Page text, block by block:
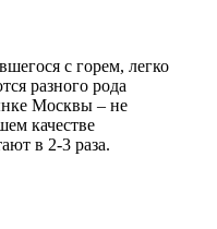
с горем, легко
разного рода
Москвы – не
качестве
в 2-3 раза.